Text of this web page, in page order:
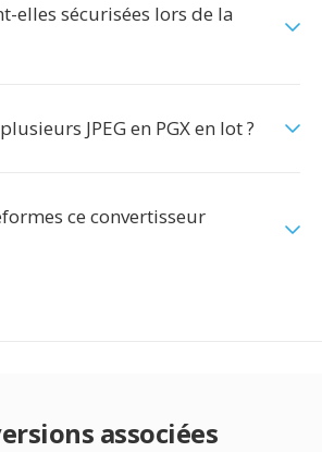
elles sécurisées lors de la
JPEG en PGX en lot ?
ce convertisseur
associées